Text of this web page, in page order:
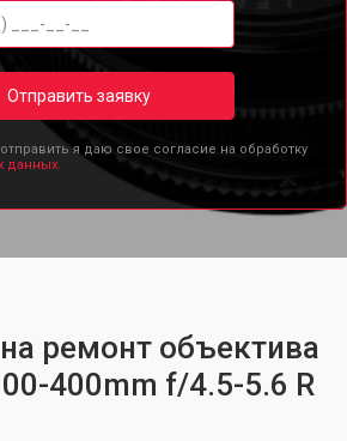
Отправить заявку
я даю свое согласие на обработку
данных.
ремонт объектива
400mm f/4.5-5.6 R